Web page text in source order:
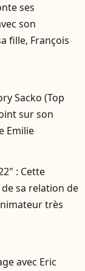
ses
son
fille, François
Sacko (Top
sur son
Emilie
: Cette
sa relation de
très
avec Eric